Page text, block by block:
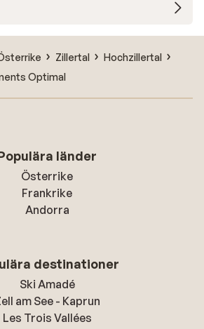
Zillertal
Hochzillertal
Optimal
länder
Österrike
Frankrike
Andorra
destinationer
Ski Amadé
am See - Kaprun
Les Trois Vallées